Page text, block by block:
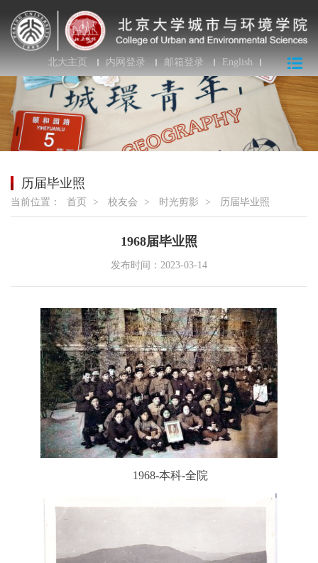
北大主页 内网登录 邮箱登录 English
历届毕业照
当前位置： 首页 > 校友会 > 时光剪影 > 历届毕业照
1968届毕业照
发布时间：2023-03-14
1968-本科-全院